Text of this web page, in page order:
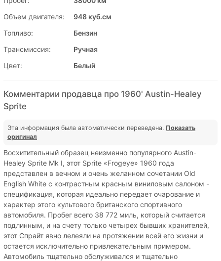
Объем двигателя:
948 куб.см
Топливо:
Бензин
Трансмиссия:
Ручная
Цвет:
Белый
Комментарии продавца про 1960' Austin-Healey
Sprite
Эта информация была автоматически переведена. Показать
оригинал
Восхитительный образец неизменно популярного Austin-
Healey Sprite Mk I, этот Sprite «Frogeye» 1960 года
представлен в вечном и очень желанном сочетании Old
English White с контрастным красным виниловым салоном -
спецификация, которая идеально передает очарование и
характер этого культового британского спортивного
автомобиля. Пробег всего 38 772 миль, который считается
подлинным, и на счету только четырех бывших хранителей,
этот Спрайт явно лелеяли на протяжении всей его жизни и
остается исключительно привлекательным примером.
Автомобиль тщательно обслуживался и тщательно